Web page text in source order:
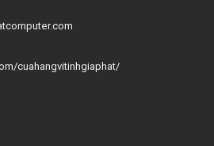
cuahangvitinhgiaphat/